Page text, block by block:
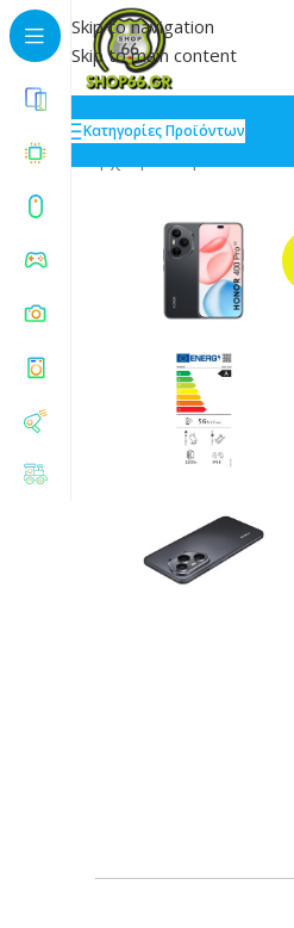
Skip to navigation
Skip to main content
Κατηγορίες Προϊόντων